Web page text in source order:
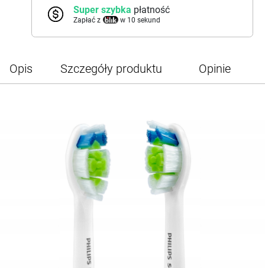
Super szybka płatność
Zapłać z w 10 sekund
Opis Szczegóły produktu Opinie